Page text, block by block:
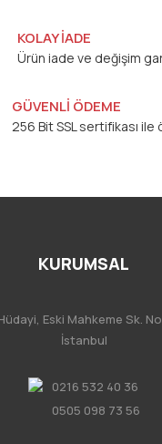
KOLAY İADE
Ürün iade ve değişim
GÜVENLİ ÖDEME
256 Bit SSL sertifikası ile
KURUMSAL
Eski Mahkeme Sk.
İstanbul
0216 532 40 36
0505 098 73 56